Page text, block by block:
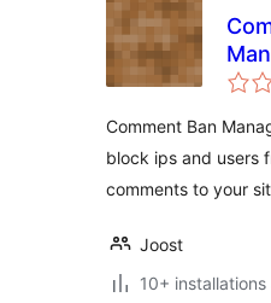
Comment Ban
block ips and users
comments to your
Joost
10+